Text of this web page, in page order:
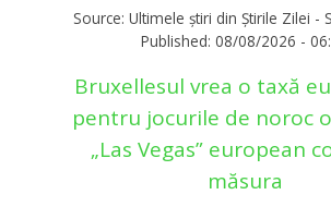
Source: Ultimele știri din Știrile Zilei -
Published: 08/08/2026 -
Bruxellesul vrea o taxă
pentru jocurile de noroc
„Las Vegas” european
măsura